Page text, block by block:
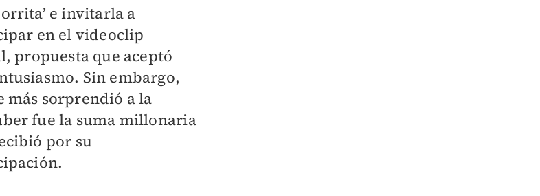
e invitarla a
en el videoclip
propuesta que aceptó
Sin embargo,
más sorprendió a la
fue la suma millonaria
por su